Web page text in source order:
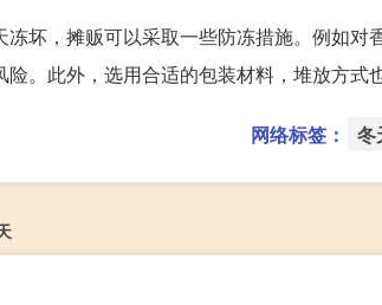
冻坏，摊贩可以采取一些防冻措施。例如
。此外，选用合适的包装材料，堆放方式
网络标签： 冬